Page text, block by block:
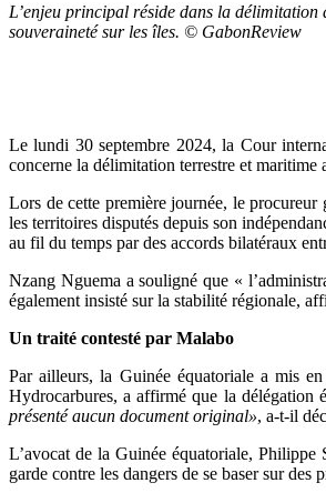
L’enjeu principal réside dans la délimitation
souveraineté sur les îles. © GabonReview
Le lundi 30 septembre 2024, la Cour
concerne la délimitation terrestre et maritime
Lors de cette première journée, le
les territoires disputés depuis son
au fil du temps par des accords bilatéraux
Nzang Nguema a souligné que «
également insisté sur la stabilité régionale,
Un traité contesté par Malabo
Par ailleurs, la Guinée équatoriale a mis
Hydrocarbures, a affirmé que la délégation
présenté aucun document original», a-t-il
L’avocat de la Guinée équatoriale,
garde contre les dangers de se baser sur